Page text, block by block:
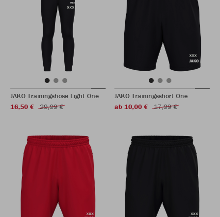
JAKO Trainingshose Light One
16,50 €
29,99 €
JAKO Trainingsshort One
ab 10,00 €
17,99 €